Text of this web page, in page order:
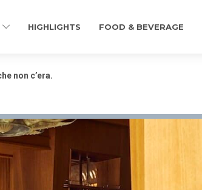
HIGHLIGHTS FOOD & BEVERAGE
non c’era.